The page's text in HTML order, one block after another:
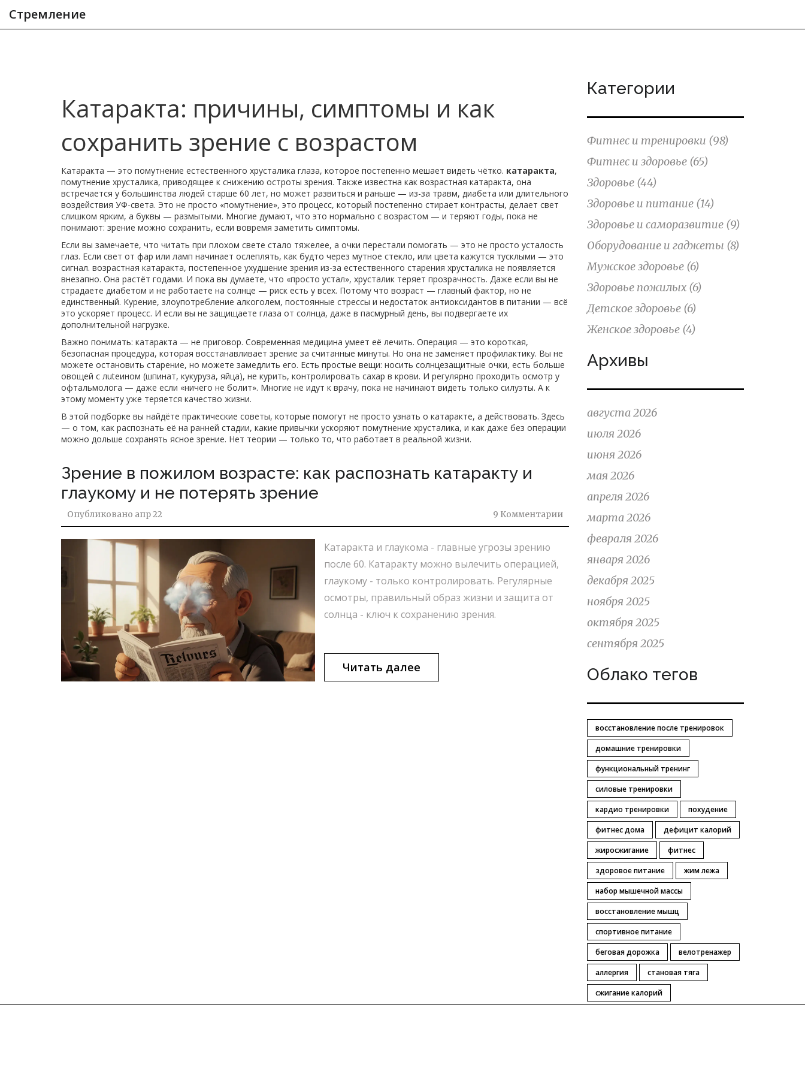
Стремление
Катаракта: причины, симптомы и как
сохранить зрение с возрастом
Катаракта — это помутнение естественного хрусталика глаза, которое постепенно мешает видеть чётко. катаракта,
помутнение хрусталика, приводящее к снижению остроты зрения. Также известна как возрастная катаракта, она
встречается у большинства людей старше 60 лет, но может развиться и раньше — из-за травм, диабета или длительного
воздействия УФ-света. Это не просто «помутнение», это процесс, который постепенно стирает контрасты, делает свет
слишком ярким, а буквы — размытыми. Многие думают, что это нормально с возрастом — и теряют годы, пока не
понимают: зрение можно сохранить, если вовремя заметить симптомы.
Если вы замечаете, что читать при плохом свете стало тяжелее, а очки перестали помогать — это не просто усталость
глаз. Если свет от фар или ламп начинает ослеплять, как будто через мутное стекло, или цвета кажутся тусклыми — это
сигнал. возрастная катаракта, постепенное ухудшение зрения из-за естественного старения хрусталика не появляется
внезапно. Она растёт годами. И пока вы думаете, что «просто устал», хрусталик теряет прозрачность. Даже если вы не
страдаете диабетом и не работаете на солнце — риск есть у всех. Потому что возраст — главный фактор, но не
единственный. Курение, злоупотребление алкоголем, постоянные стрессы и недостаток антиоксидантов в питании — всё
это ускоряет процесс. И если вы не защищаете глаза от солнца, даже в пасмурный день, вы подвергаете их
дополнительной нагрузке.
Важно понимать: катаракта — не приговор. Современная медицина умеет её лечить. Операция — это короткая,
безопасная процедура, которая восстанавливает зрение за считанные минуты. Но она не заменяет профилактику. Вы не
можете остановить старение, но можете замедлить его. Есть простые вещи: носить солнцезащитные очки, есть больше
овощей с лuteином (шпинат, кукуруза, яйца), не курить, контролировать сахар в крови. И регулярно проходить осмотр у
офтальмолога — даже если «ничего не болит». Многие не идут к врачу, пока не начинают видеть только силуэты. А к
этому моменту уже теряется качество жизни.
В этой подборке вы найдёте практические советы, которые помогут не просто узнать о катаракте, а действовать. Здесь
— о том, как распознать её на ранней стадии, какие привычки ускоряют помутнение хрусталика, и как даже без операции
можно дольше сохранять ясное зрение. Нет теории — только то, что работает в реальной жизни.
Зрение в пожилом возрасте: как распознать катаракту и
глаукому и не потерять зрение
Опубликовано апр 22 9 Комментарии
Катаракта и глаукома - главные угрозы зрению
после 60. Катаракту можно вылечить операцией,
глаукому - только контролировать. Регулярные
осмотры, правильный образ жизни и защита от
солнца - ключ к сохранению зрения.
Читать далее
Категории
Фитнес и тренировки (98)
Фитнес и здоровье (65)
Здоровье (44)
Здоровье и питание (14)
Здоровье и саморазвитие (9)
Оборудование и гаджеты (8)
Мужское здоровье (6)
Здоровье пожилых (6)
Детское здоровье (6)
Женское здоровье (4)
Архивы
августа 2026
июля 2026
июня 2026
мая 2026
апреля 2026
марта 2026
февраля 2026
января 2026
декабря 2025
ноября 2025
октября 2025
сентября 2025
Облако тегов
восстановление после тренировок
домашние тренировки
функциональный тренинг
силовые тренировки
кардио тренировки
похудение
фитнес дома
дефицит калорий
жиросжигание
фитнес
здоровое питание
жим лежа
набор мышечной массы
восстановление мышц
спортивное питание
беговая дорожка
велотренажер
аллергия
становая тяга
сжигание калорий